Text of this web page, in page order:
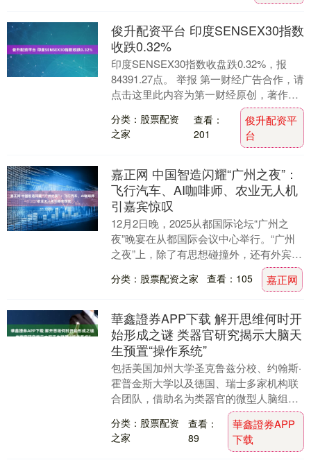
俊升配资平台 印度SENSEX30指数
收跌0.32%
印度SENSEX30指数收盘跌0.32%，报
84391.27点。 举报 第一财经广告合作，请
点击这里此内容为第一财经原创，著作权
归第一财经所有。未经第一财经书面....
分类：股票配资
之家
查看：
201
俊升配资平
台
嘉正网 中国智造闪耀“广州之夜”：
飞行汽车、AI咖啡师、农业无人机
引嘉宾惊叹
12月2日晚，2025从都国际论坛“广州之
夜”晚宴在从都国际会议中心举行。“广州
之夜”上，除了有思想碰撞外，还有外宾们
高度赞誉的中国智造产品。从飞行汽
车、“AI....
分类：股票配资之家 查看：105 嘉正网
華鑫證券APP下载 解开思维何时开
始形成之谜 类器官研究揭示大脑天
生预置“操作系统”
包括美国加州大学圣克鲁兹分校、约翰斯·
霍普金斯大学以及德国、瑞士多家机构联
合团队，借助名为类器官的微型人脑组织
模型，揭示了大脑天生预置“操作系统”。
发表在《自然....
分类：股票配资
之家
查看：
89
華鑫證券APP
下载